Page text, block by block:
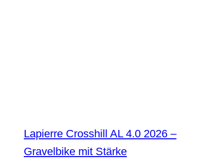
Lapierre Crosshill AL 4.0 2026 –
Gravelbike mit Stärke